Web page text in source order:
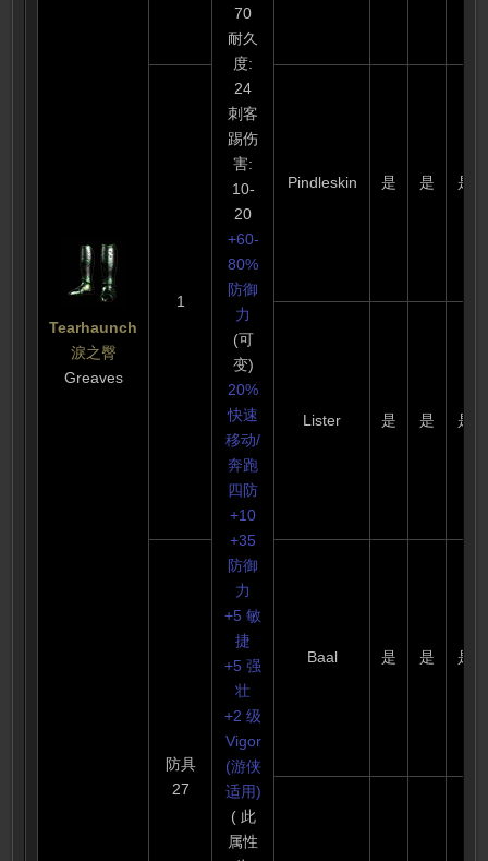
Tearhaunch
淚之臀
Greaves
70
耐久
度:
24
刺客
踢伤
害:
10-
20
+60-
80%
防御
力
(可
变)
20%
快速
移动/
奔跑
四防
+10
+35
防御
力
+5 敏
捷
+5 强
壮
+2 级
Vigor
(游侠
适用)
( 此
属性
1
Pindleskin 是 是 是
Lister 是 是 是
防具
27
Baal 是 是 是